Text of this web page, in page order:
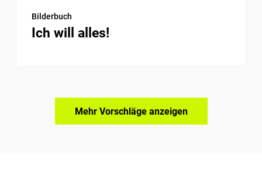
Bilderbuch
Ich will alles!
Mehr Vorschläge anzeigen